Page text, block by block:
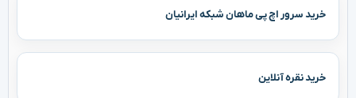
خرید سرور اچ پی ماهان شبکه ایرانیان
خرید نقره آنلاین